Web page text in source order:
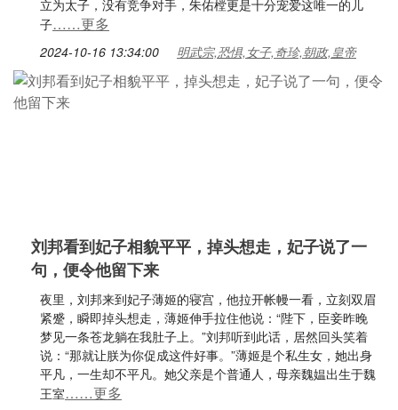
立为太子，没有竞争对手，朱佑樘更是十分宠爱这唯一的儿
子……更多
2024-10-16 13:34:00 明武宗,恐惧,女子,奇珍,朝政,皇帝
刘邦看到妃子相貌平平，掉头想走，妃子说了一
句，便令他留下来
夜里，刘邦来到妃子薄姬的寝宫，他拉开帐幔一看，立刻双眉
紧蹙，瞬即掉头想走，薄姬伸手拉住他说：“陛下，臣妾昨晚
梦见一条苍龙躺在我肚子上。”刘邦听到此话，居然回头笑着
说：“那就让朕为你促成这件好事。”薄姬是个私生女，她出身
平凡，一生却不平凡。她父亲是个普通人，母亲魏媪出生于魏
王室……更多